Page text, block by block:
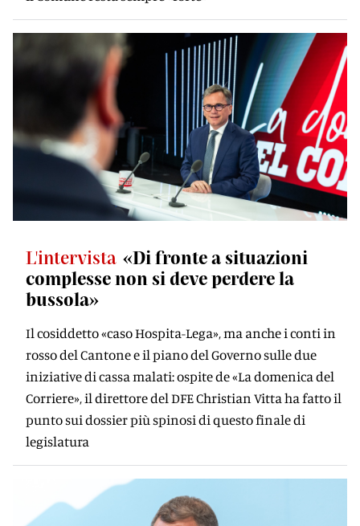
L'intervista «Di fronte a situazioni
complesse non si deve perdere la
bussola»
Il cosiddetto «caso Hospita-Lega», ma anche i conti in
rosso del Cantone e il piano del Governo sulle due
iniziative di cassa malati: ospite de «La domenica del
Corriere», il direttore del DFE Christian Vitta ha fatto il
punto sui dossier più spinosi di questo finale di
legislatura